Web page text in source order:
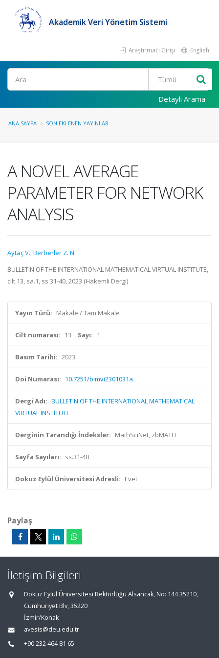
Akademik Veri Yönetim Sistemi
Araştırmacı Girişi English
Ara
Detaylı Arama
ANA SAYFA SON EKLENEN YAYINLAR
A NOVEL AVERAGE
PARAMETER FOR NETWORK
ANALYSIS
Aytaç V.,Berberler Z. N.
BULLETIN OF THE INTERNATIONAL MATHEMATICAL VIRTUAL INSTITUTE,
cilt.13, sa.1, ss.31-40, 2023 (Hakemli Dergi)
Yayın Türü: Makale / Tam Makale
Cilt numarası: 13 Sayı: 1
Basım Tarihi: 2023
Doi Numarası: 10.7251/bimvi2301031a
Dergi Adı: BULLETIN OF THE INTERNATIONAL MATHEMATICAL
VIRTUAL INSTITUTE
Derginin Tarandığı İndeksler: MathSciNet, zbMATH
Sayfa Sayıları: ss.31-40
Dokuz Eylül Üniversitesi Adresli: Evet
Paylaş
İletişim Bilgileri
Dokuz Eylül Üniversitesi Rektörlüğü Alsancak, No: 144 35210,
Cumhuriyet Blv, 35220
İzmir/Konak
avesis@deu.edu.tr
+90 232 464 81 65